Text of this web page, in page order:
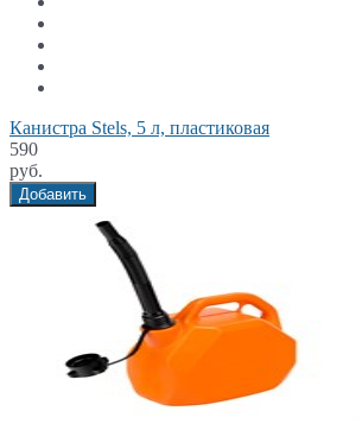
Канистра Stels, 5 л, пластиковая
590
руб.
Добавить